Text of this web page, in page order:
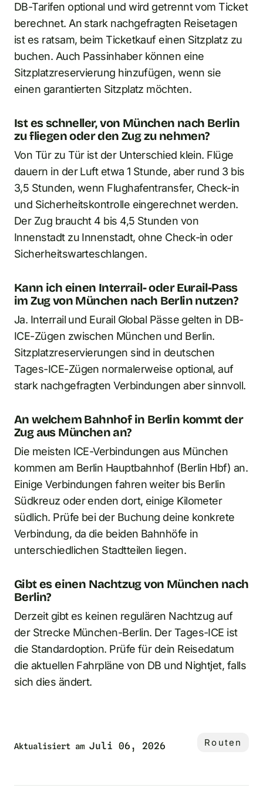
DB-Tarifen optional und wird getrennt vom Ticket
berechnet. An stark nachgefragten Reisetagen
ist es ratsam, beim Ticketkauf einen Sitzplatz zu
buchen. Auch Passinhaber können eine
Sitzplatzreservierung hinzufügen, wenn sie
einen garantierten Sitzplatz möchten.
Ist es schneller, von München nach Berlin
zu fliegen oder den Zug zu nehmen?
Von Tür zu Tür ist der Unterschied klein. Flüge
dauern in der Luft etwa 1 Stunde, aber rund 3 bis
3,5 Stunden, wenn Flughafentransfer, Check-in
und Sicherheitskontrolle eingerechnet werden.
Der Zug braucht 4 bis 4,5 Stunden von
Innenstadt zu Innenstadt, ohne Check-in oder
Sicherheitswarteschlangen.
Kann ich einen Interrail- oder Eurail-Pass
im Zug von München nach Berlin nutzen?
Ja. Interrail und Eurail Global Pässe gelten in DB-
ICE-Zügen zwischen München und Berlin.
Sitzplatzreservierungen sind in deutschen
Tages-ICE-Zügen normalerweise optional, auf
stark nachgefragten Verbindungen aber sinnvoll.
An welchem Bahnhof in Berlin kommt der
Zug aus München an?
Die meisten ICE-Verbindungen aus München
kommen am Berlin Hauptbahnhof (Berlin Hbf) an.
Einige Verbindungen fahren weiter bis Berlin
Südkreuz oder enden dort, einige Kilometer
südlich. Prüfe bei der Buchung deine konkrete
Verbindung, da die beiden Bahnhöfe in
unterschiedlichen Stadtteilen liegen.
Gibt es einen Nachtzug von München nach
Berlin?
Derzeit gibt es keinen regulären Nachtzug auf
der Strecke München-Berlin. Der Tages-ICE ist
die Standardoption. Prüfe für dein Reisedatum
die aktuellen Fahrpläne von DB und Nightjet, falls
sich dies ändert.
Aktualisiert am Juli 06, 2026 Routen